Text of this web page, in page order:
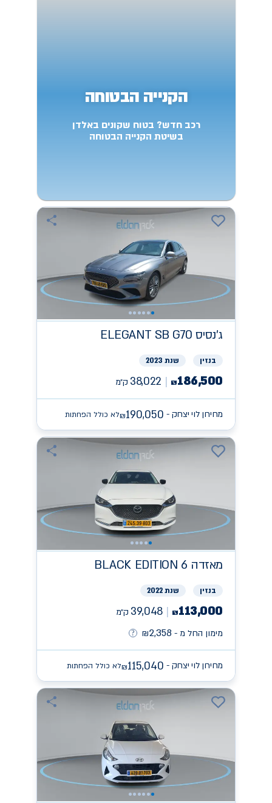
הקנייה הבטוחה
רכב חדש? בטוח שקונים באלדן
בשיטת הקנייה הבטוחה
ג'נסיס ELEGANT SB G70
בנזין שנת 2023
₪186,500
38,022 ק״מ
מחירון לוי יצחק - ₪190,050 לא כולל הפחתות
מאזדה BLACK EDITION 6
בנזין שנת 2022
₪113,000
39,048 ק״מ
מימון החל מ -
₪2,358
מחירון לוי יצחק - ₪115,040 לא כולל הפחתות